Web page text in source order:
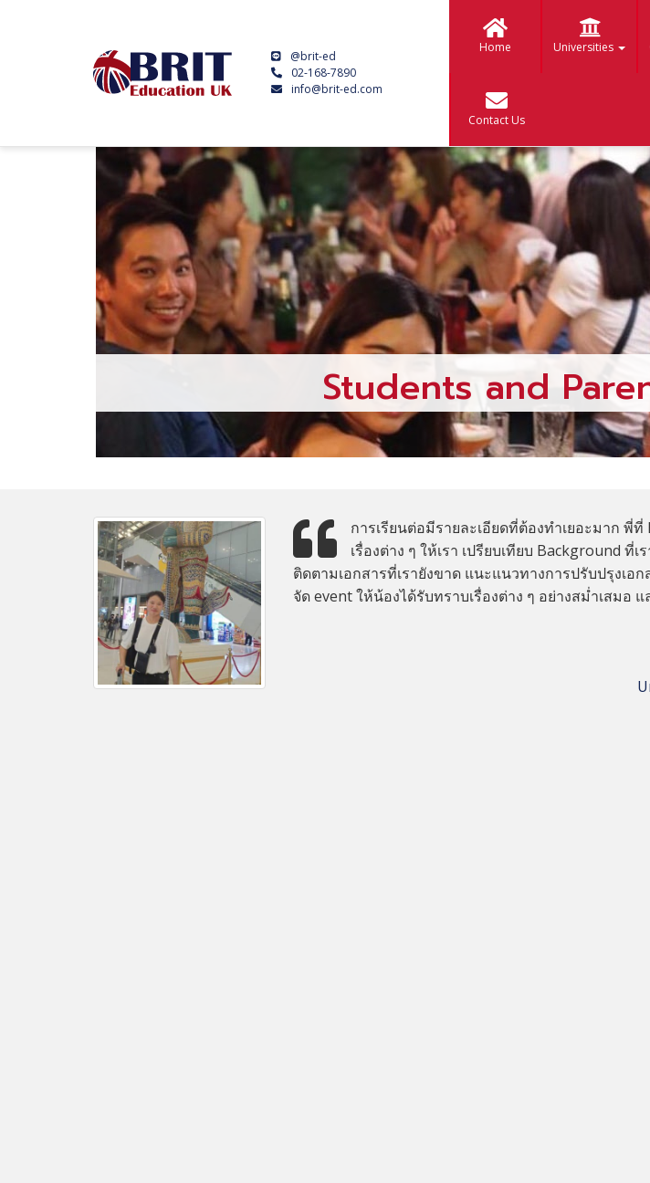
@brit-ed
02-168-7890
info@brit-ed.com
Home Universities
Contact Us
Students and
การเรียนต่อมีรายละเอียดที่ต้องทำเยอะมาก พี่
เรื่องต่าง ๆ ให้เรา เปรียบเทียบ Background
ติดตามเอกสารที่เรายังขาด แนะแนวทางการปรับปรุงเอ
จัด event ให้น้องได้รับทราบเรื่องต่าง ๆ อย่างสม่ำเสมอ